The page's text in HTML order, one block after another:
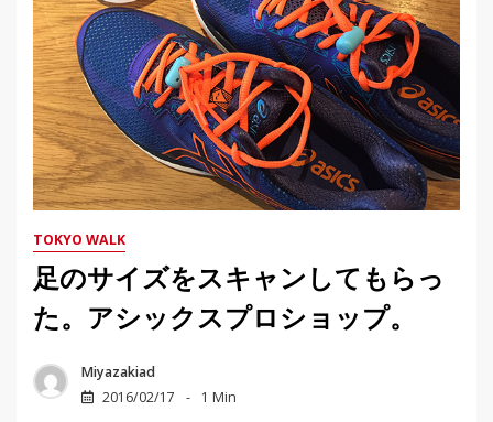
TOKYO WALK
足のサイズをスキャンしてもらっ
た。アシックスプロショップ。
Miyazakiad
2016/02/17
1 Min